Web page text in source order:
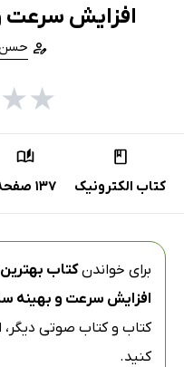
افزایش سرعت
حسن
★
★
کتاب الکترونیک 137 صفحه
برای خواندنکتاب
افزایش سرعت و بهینه
کتاب و کتاب صوتی دیگر،
کنید.